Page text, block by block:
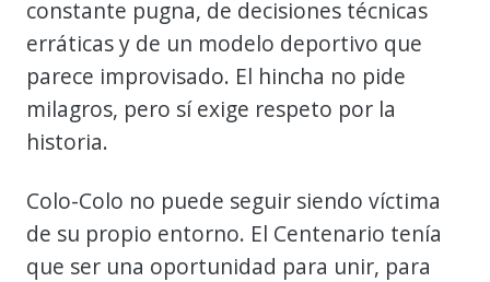
constante pugna, de decisiones técnicas
erráticas y de un modelo deportivo que
parece improvisado. El hincha no pide
milagros, pero sí exige respeto por la
historia.
Colo-Colo no puede seguir siendo víctima
de su propio entorno. El Centenario tenía
que ser una oportunidad para unir, para